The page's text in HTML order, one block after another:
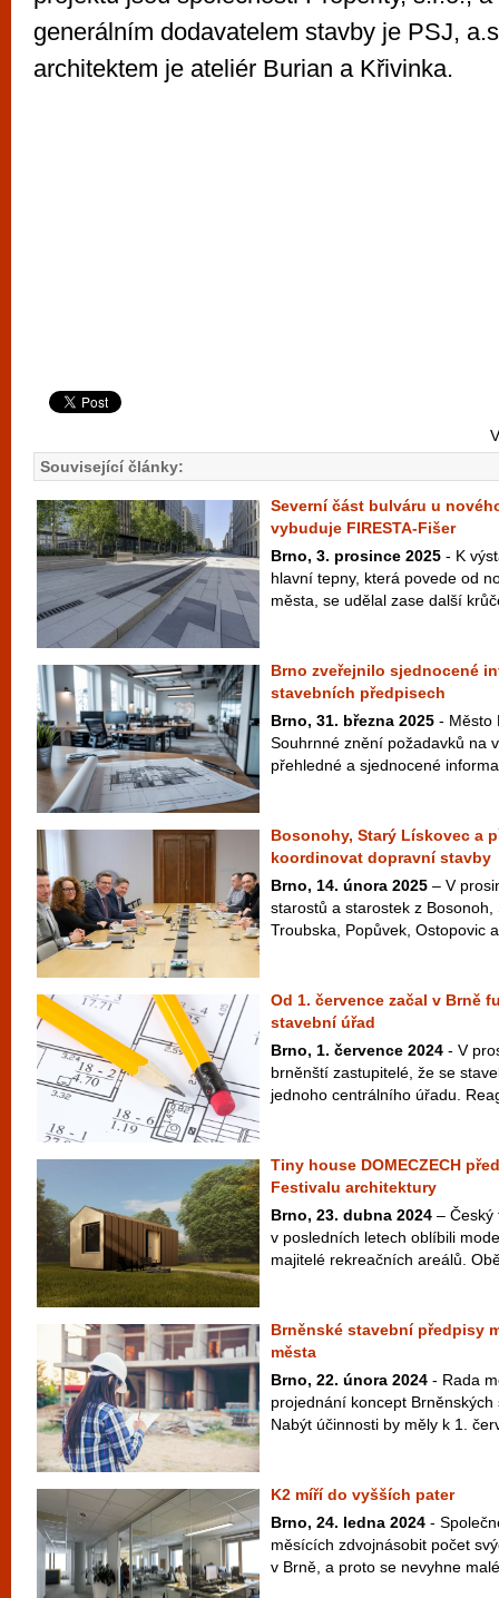
generálním dodavatelem stavby je PSJ,
architektem je ateliér Burian a Křivinka.
Související články:
Severní část bulváru u
vybuduje FIRESTA-Fišer
Brno, 3. prosince 2025 - K
hlavní tepny, která povede od
města, se udělal zase další
Brno zveřejnilo sjednocené
stavebních předpisech
Brno, 31. března 2025 - Město
Souhrnné znění požadavků na
přehledné a sjednocené
Bosonohy, Starý Lískovec a
koordinovat dopravní stavby
Brno, 14. února 2025 – V
starostů a starostek z
Troubska, Popůvek, Ostopovic
Od 1. července začal v Brně
stavební úřad
Brno, 1. července 2024 - V
brněnští zastupitelé, že se
jednoho centrálního úřadu.
Tiny house DOMECZECH
Festivalu architektury
Brno, 23. dubna 2024 – Český
v posledních letech oblíbili
majitelé rekreačních areálů.
Brněnské stavební předpisy
města
Brno, 22. února 2024 - Rada
projednání koncept
Nabýt účinnosti by měly k 1.
K2 míří do vyšších pater
Brno, 24. ledna 2024 -
měsících zdvojnásobit počet
v Brně, a proto se nevyhne